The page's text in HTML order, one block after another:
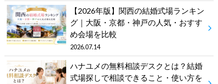
【2026年版】関西の結婚式場ランキン
グ｜大阪・京都・神戸の人気・おすす
め会場を比較
2026.07.14
ハナユメの無料相談デスクとは？結婚
式場探しで相談できること・使い方を